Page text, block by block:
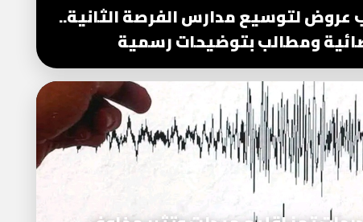
عروض لتوسيع مدارس الفرصة الثانية..
ومطالب بتوضيحات رسمية